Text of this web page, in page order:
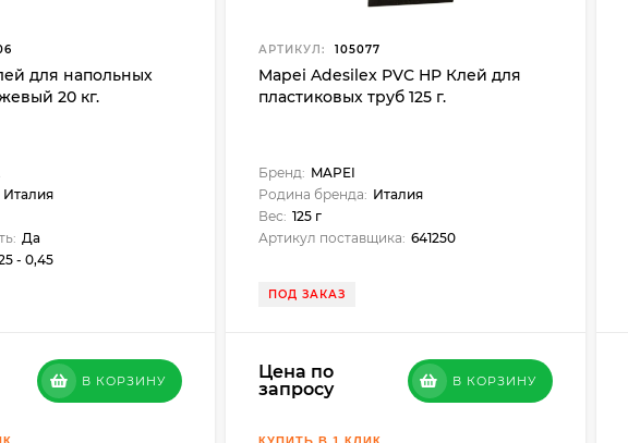
для напольных
20 кг.
Италия
Да
- 0,45
В КОРЗИНУ
АРТИКУЛ: 105077
Mapei Adesilex PVC HP Клей для
пластиковых труб 125 г.
Бренд: MAPEI
Родина бренда: Италия
Вес: 125 г
Артикул поставщика: 641250
ПОД ЗАКАЗ
Цена по
запросу
В КОРЗИНУ